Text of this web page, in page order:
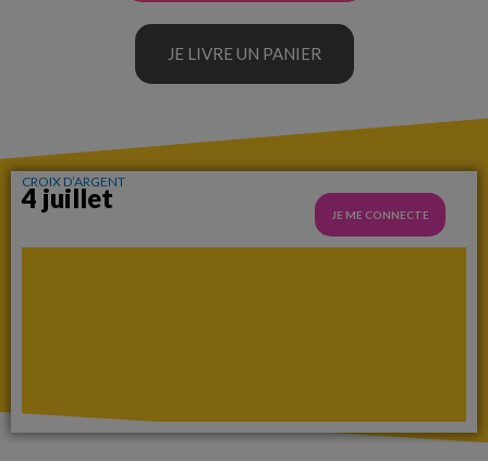
JE LIVRE UN PANIER
CROIX D’ARGENT
4 juillet
JE ME CONNECTE